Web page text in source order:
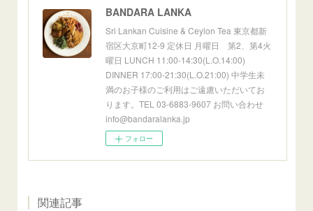
BANDARA LANKA
Sri Lankan Cuisine & Ceylon Tea 東京都新
宿区大京町12-9 定休日 月曜日 第2、第4火
曜日 LUNCH 11:00-14:30(L.O.14:00)
DINNER 17:00-21:30(L.O.21:00) 中学生未
満のお子様のご利用はご遠慮いただいてお
ります。TEL 03-6883-9607 お問い合わせ
info@bandaralanka.jp
フォロー
関連記事